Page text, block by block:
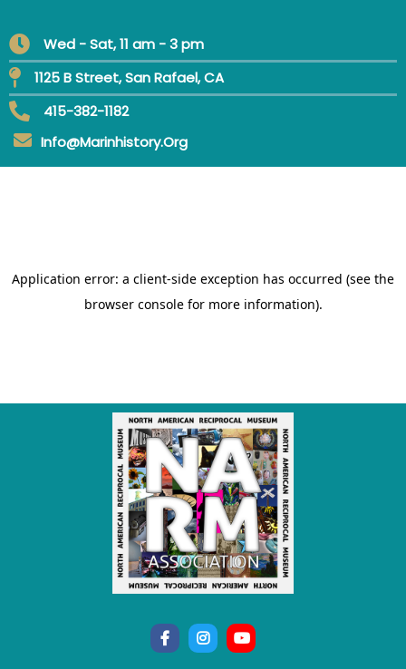
Wed - Sat, 11 am - 3 pm
1125 B Street, San Rafael, CA
415-382-1182
Info@marinhistory.org